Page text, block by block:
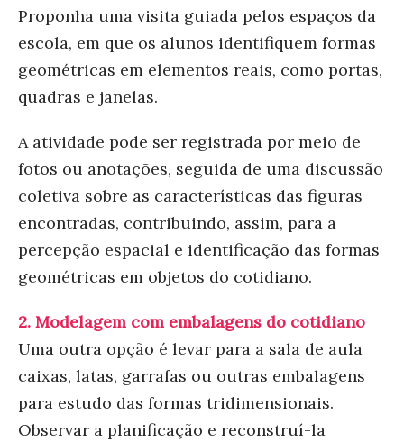
Proponha uma visita guiada pelos espaços da
escola, em que os alunos identifiquem formas
geométricas em elementos reais, como portas,
quadras e janelas.
A atividade pode ser registrada por meio de
fotos ou anotações, seguida de uma discussão
coletiva sobre as características das figuras
encontradas, contribuindo, assim, para a
percepção espacial e identificação das formas
geométricas em objetos do cotidiano.
2. Modelagem com embalagens do cotidiano
Uma outra opção é levar para a sala de aula
caixas, latas, garrafas ou outras embalagens
para estudo das formas tridimensionais.
Observar a planificação e reconstruí-la